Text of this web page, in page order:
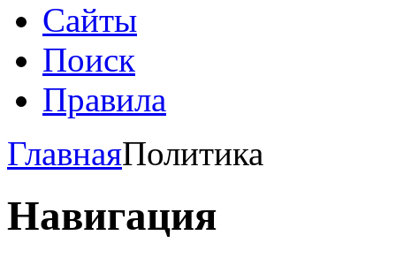
Сайты
Поиск
Правила
ГлавнаяПолитика
Навигация